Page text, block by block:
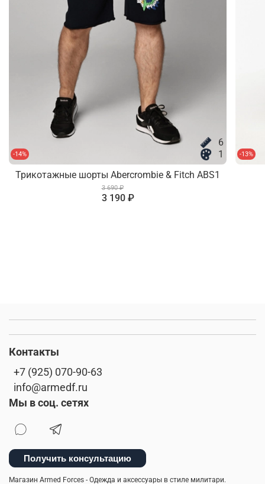
-14%
6
1
Трикотажные шорты Abercrombie & Fitch ABS1
3 690 ₽
3 190 ₽
-13%
Контакты
+7 (925) 070-90-63
info@armedf.ru
Мы в соц. сетях
Получить консультацию
Магазин Armed Forces - Одежда и аксессуары в стиле милитари.